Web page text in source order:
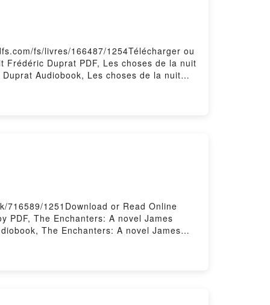
fs/livres/166487/1254Télécharger ou
Duprat PDF, Les choses de la nuit
Audiobook, Les choses de la nuit
1251Download or Read Online
PDF, The Enchanters: A novel James
The Enchanters: A novel James